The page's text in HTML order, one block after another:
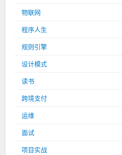
物联网
程序人生
规则引擎
设计模式
读书
跨境支付
运维
面试
项目实战